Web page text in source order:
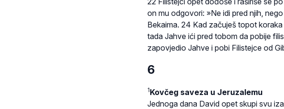
on mu odgovori: »Ne idi pred njih,
Bekaima. 24 Kad začuješ topot
tada Jahve ići pred tobom da pobije
zapovjedio Jahve i pobi Filistejce od
6
1Kovčeg saveza u Jeruzalemu
Jednoga dana David opet skupi svu